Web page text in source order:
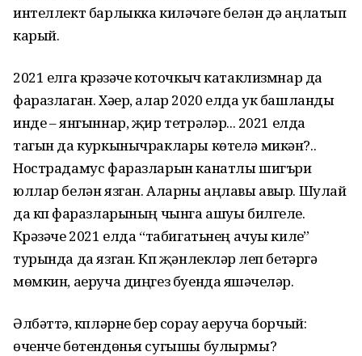
интеллект барлыкка киләчәге белән дә аңлатып
карый.
2021 елга күрәзәче коточкыч катаклизмнар да
фаразлаган. Хәер, алар 2020 елда ук башланды
инде – янгыннар, җир тетрәүләр... 2021 елда
тагын да куркынычраклары көтелә микән?..
Нострадамус фаразларын канатлы шигъри
юллар белән язган. Аларны аңлавы авыр. Шулай
да күп фаразларының чынга ашуы билгеле.
Күрәзәче 2021 елда “табигатьнең ачуы килүе”
турында да язган. Күп җәнлекләр үлеп бетәргә
мөмкин, аеруча диңгез буенда яшәүчеләр.
Әлбәттә, күпләрне бер сорау аеруча борчый:
өченче бөтендөнья сугышы булырмы?